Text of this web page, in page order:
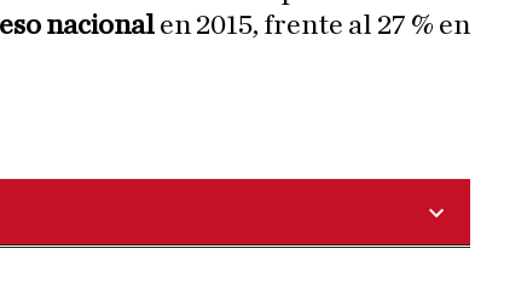
nacional en 2015, frente al 27 % en